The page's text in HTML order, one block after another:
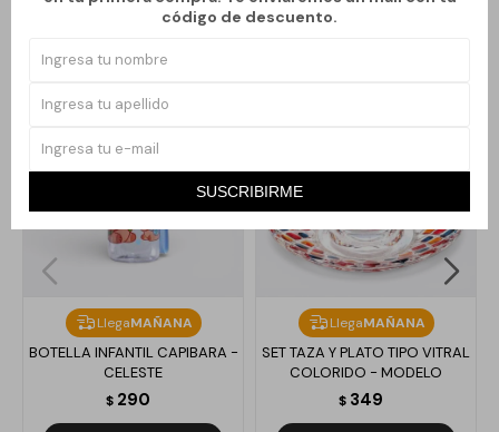
código de descuento.
SUSCRIBIRME
Productos que te pueden interesar
LlegaMAÑANA
BOTELLA INFANTIL CAPIBARA -
CELESTE
$ 290
LlegaMAÑANA
SET TAZA Y PLATO TIPO VITRAL
COLORIDO - MODELO
$ 349